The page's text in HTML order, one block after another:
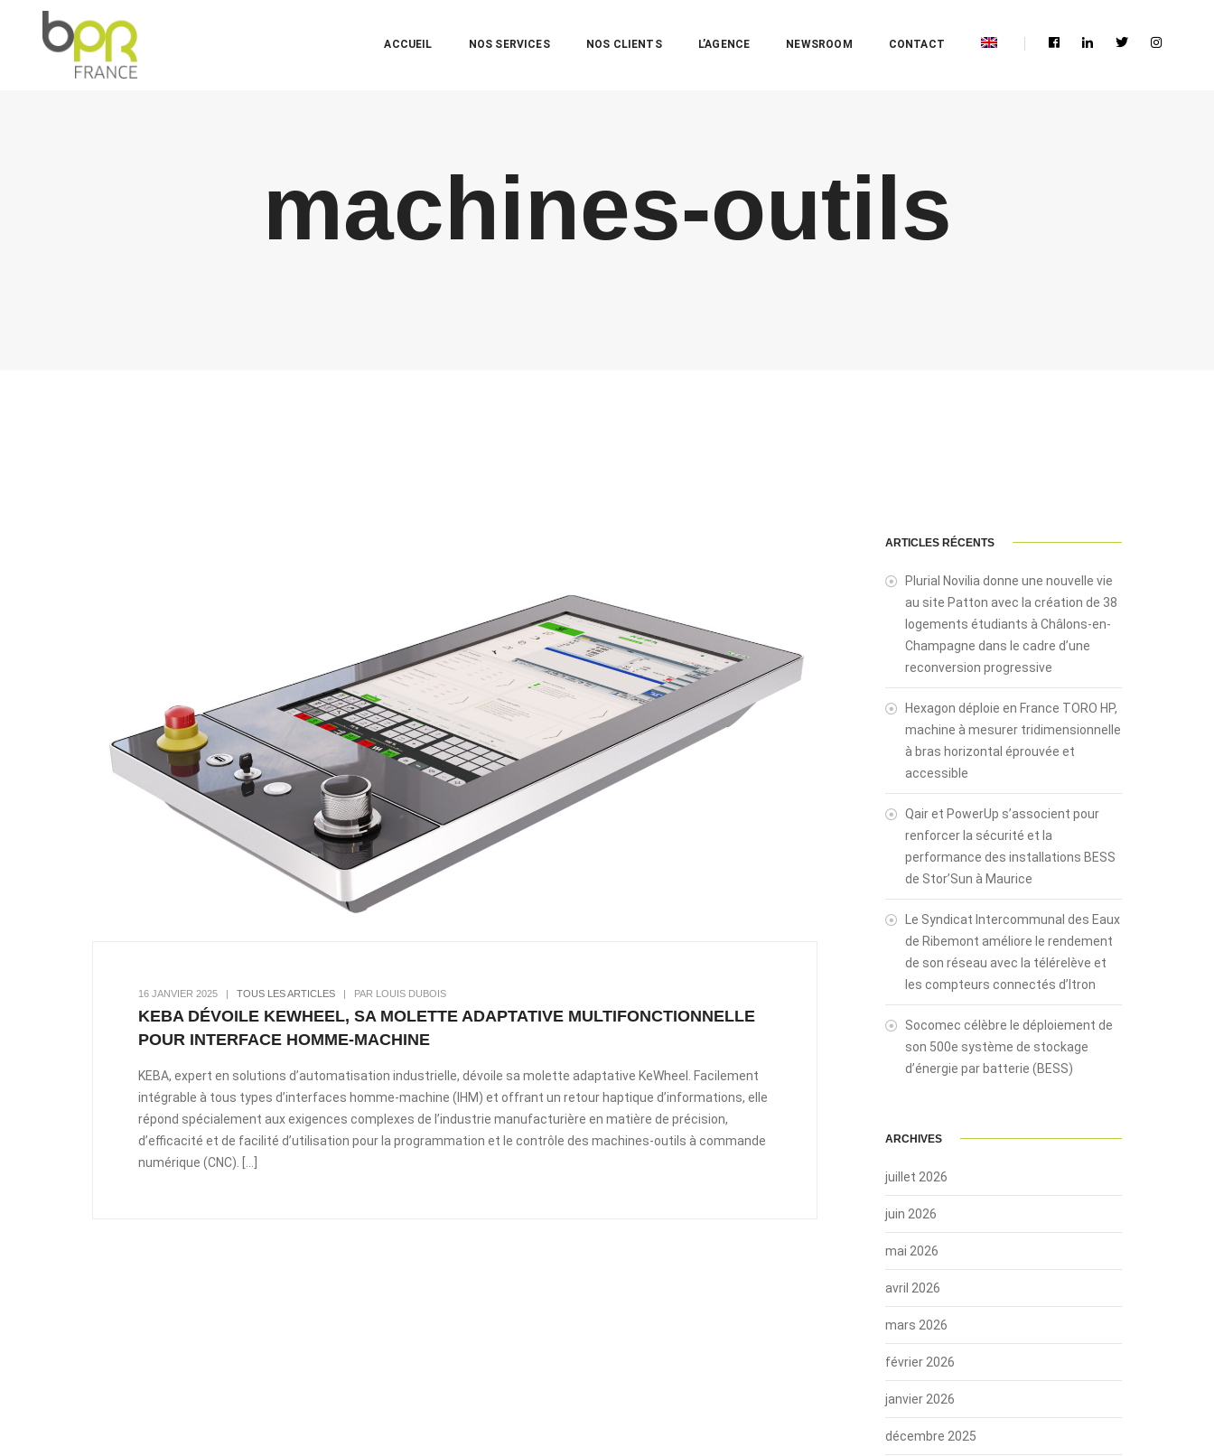
ACCUEIL NOS SERVICES NOS CLIENTS L’AGENCE NEWSROOM CONTACT
machines-outils
16 JANVIER 2025 | TOUS LES ARTICLES | PAR LOUIS DUBOIS
KEBA DÉVOILE KEWHEEL, SA MOLETTE ADAPTATIVE MULTIFONCTIONNELLE
POUR INTERFACE HOMME-MACHINE
KEBA, expert en solutions d’automatisation industrielle, dévoile sa molette adaptative KeWheel. Facilement
intégrable à tous types d’interfaces homme-machine (IHM) et offrant un retour haptique d’informations, elle
répond spécialement aux exigences complexes de l’industrie manufacturière en matière de précision,
d’efficacité et de facilité d’utilisation pour la programmation et le contrôle des machines-outils à commande
numérique (CNC). […]
ARTICLES RÉCENTS
Plurial Novilia donne une nouvelle vie
au site Patton avec la création de 38
logements étudiants à Châlons-en-
Champagne dans le cadre d’une
reconversion progressive
Hexagon déploie en France TORO HP,
machine à mesurer tridimensionnelle
à bras horizontal éprouvée et
accessible
Qair et PowerUp s’associent pour
renforcer la sécurité et la
performance des installations BESS
de Stor’Sun à Maurice
Le Syndicat Intercommunal des Eaux
de Ribemont améliore le rendement
de son réseau avec la télérelève et
les compteurs connectés d’Itron
Socomec célèbre le déploiement de
son 500e système de stockage
d’énergie par batterie (BESS)
ARCHIVES
juillet 2026
juin 2026
mai 2026
avril 2026
mars 2026
février 2026
janvier 2026
décembre 2025